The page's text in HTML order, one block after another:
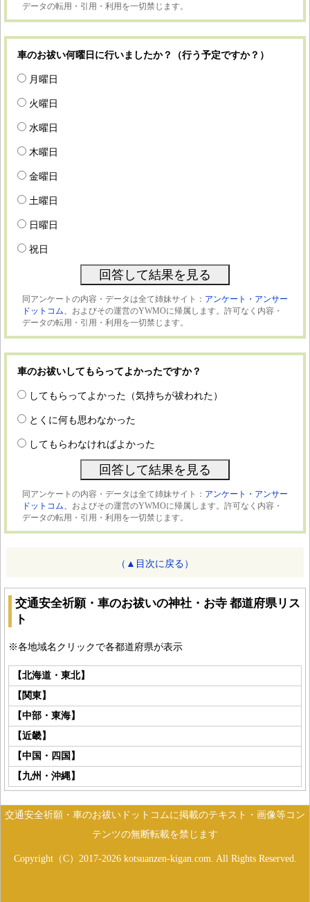
データの転用・引用・利用を一切禁じます。
車のお祓い何曜日に行いましたか？（行う予定ですか？）
月曜日
火曜日
水曜日
木曜日
金曜日
土曜日
日曜日
祝日
同アンケートの内容・データは全て姉妹サイト： アンケート・アンサー
ドットコム、 およびその運営のYWMOに帰属します。許可なく内容・
データの転用・引用・利用を一切禁じます。
車のお祓いしてもらってよかったですか？
してもらってよかった（気持ちが祓われた）
とくに何も思わなかった
してもらわなければよかった
同アンケートの内容・データは全て姉妹サイト： アンケート・アンサー
ドットコム、 およびその運営のYWMOに帰属します。許可なく内容・
データの転用・引用・利用を一切禁じます。
（▲目次に戻る）
交通安全祈願・車のお祓いの神社・お寺 都道府県リス
ト
※各地域名クリックで各都道府県が表示
【北海道・東北】
【関東】
【中部・東海】
【近畿】
【中国・四国】
【九州・沖縄】
交通安全祈願・車のお祓いドットコムに掲載のテキスト・画像等コン
テンツの無断転載を禁じます
Copyright（C）2017-2026 kotsuanzen-kigan.com. All Rights Reserved.